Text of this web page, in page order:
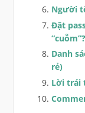
Người
Đặt
“cuỗm”?
Danh
rẻ)
Lời trái